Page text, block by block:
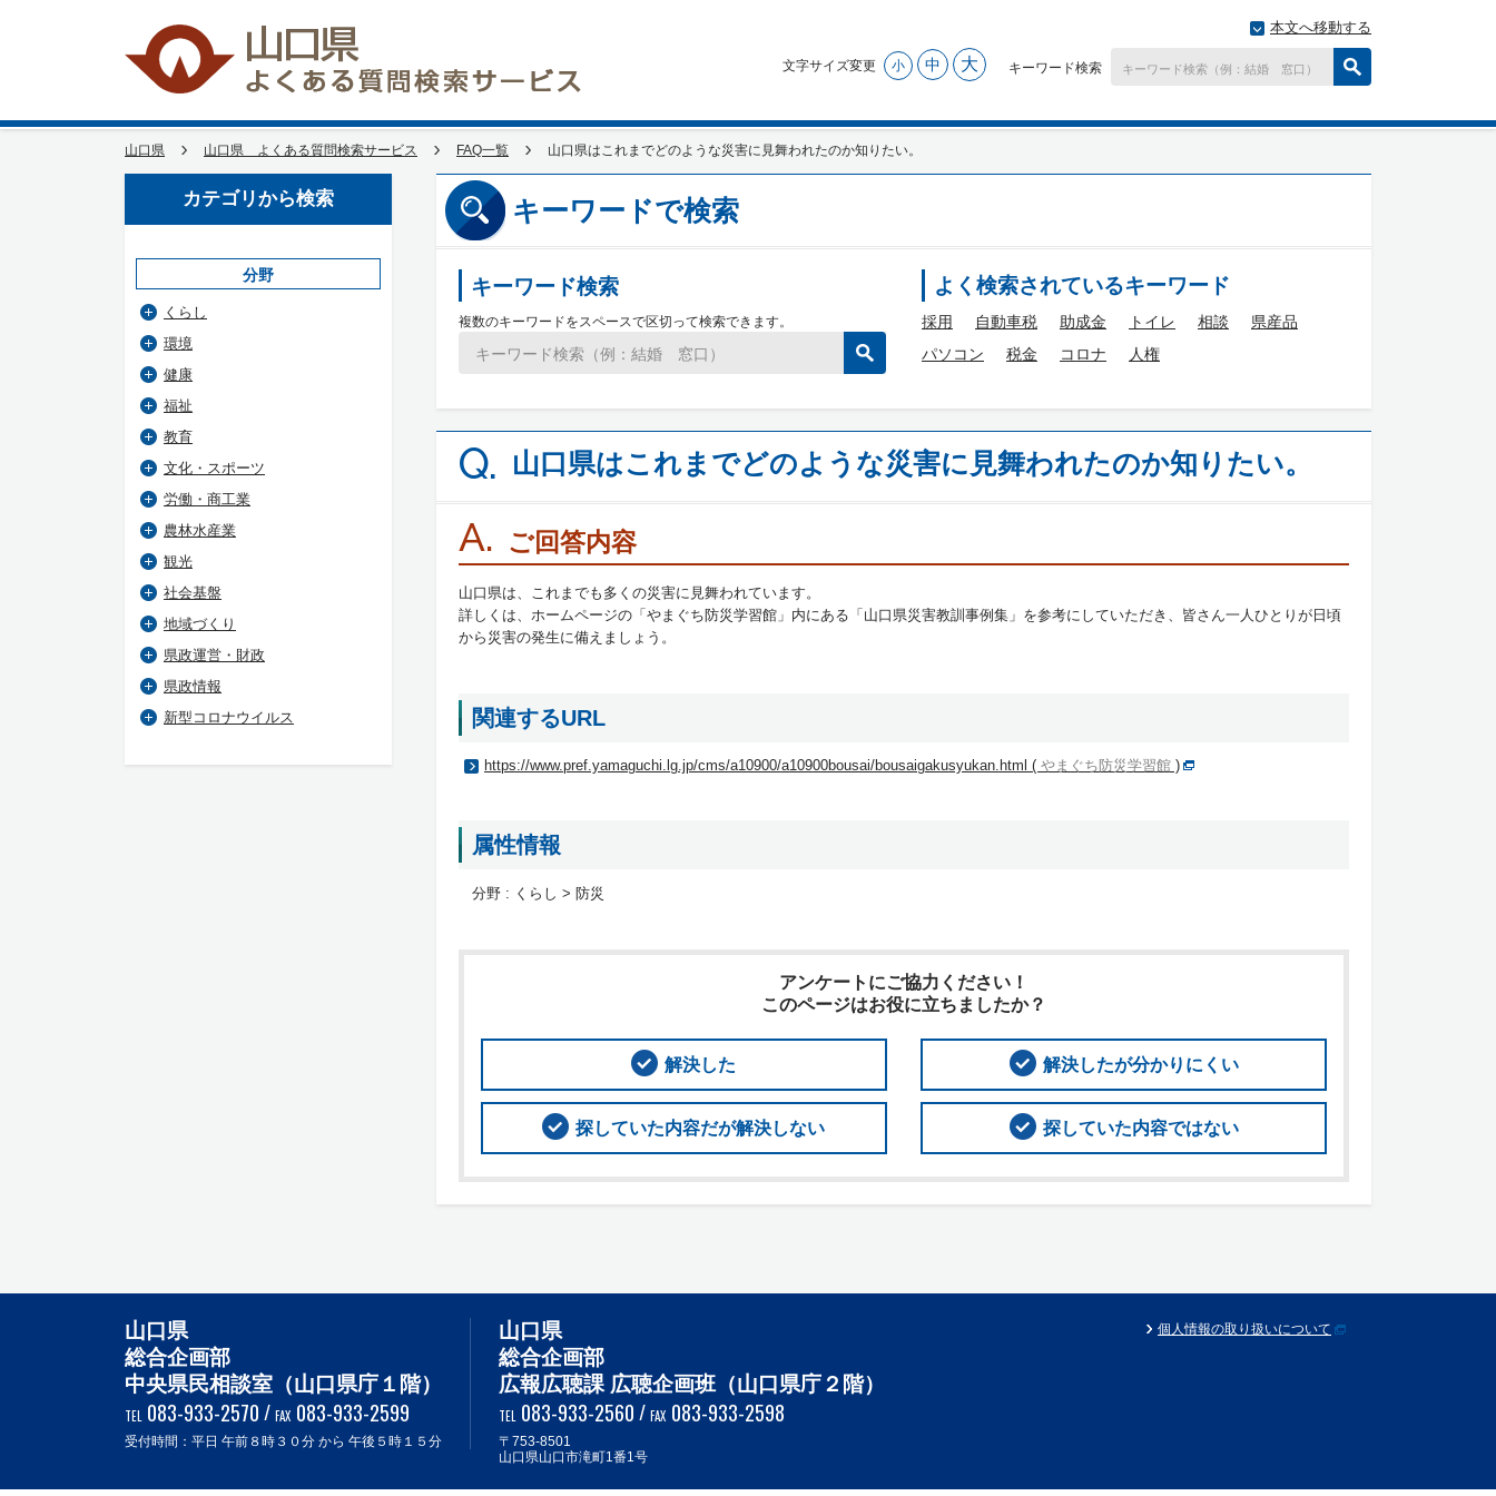
本文へ移動する
文字サイズ変更 小 中 大 キーワード検索
山口県 山口県 よくある質問検索サービス FAQ一覧 山口県はこれまでどのような災害に見舞われたのか知りたい。
キーワードで検索
キーワード検索
複数のキーワードをスペースで区切って検索できます。
よく検索されているキーワード
採用 自動車税 助成金 トイレ 相談
県産品
パソコン
税金 コロナ 人権
Q. 山口県はこれまでどのような災害に見舞われたのか知りたい。
A. ご回答内容
山口県は、これまでも多くの災害に見舞われています。
詳しくは、ホームページの「やまぐち防災学習館」内にある「山口県災害教訓事例集」を参考にしていただき、皆さん一人ひとりが日頃
から災害の発生に備えましょう。
関連するURL
https://www.pref.yamaguchi.lg.jp/cms/a10900/a10900bousai/bousaigakusyukan.html ( やまぐち防災学習館 )
属性情報
分野 : くらし > 防災
アンケートにご協力ください！
このページはお役に立ちましたか？
解決した 解決したが分かりにくい
探していた内容だが解決しない 探していた内容ではない
カテゴリから検索
分野
くらし
環境
健康
福祉
教育
文化・スポーツ
労働・商工業
農林水産業
観光
社会基盤
地域づくり
県政運営・財政
県政情報
新型コロナウイルス
山口県
総合企画部
中央県民相談室（山口県庁１階）
TEL 083-933-2570 / FAX 083-933-2599
受付時間：平日 午前８時３０分 から 午後５時１５分
山口県
総合企画部
広報広聴課 広聴企画班（山口県庁２階）
TEL 083-933-2560 / FAX 083-933-2598
〒753-8501
山口県山口市滝町1番1号
個人情報の取り扱いについて